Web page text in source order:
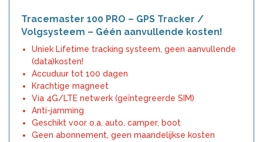
Tracemaster 100 PRO – GPS Tracker /
Volgsysteem – Géén aanvullende kosten!
Uniek Lifetime tracking systeem, geen aanvullende
(data)kosten!
Accuduur tot 100 dagen
Krachtige magneet
Via 4G/LTE netwerk (geïntegreerde SIM)
Anti-jamming
Geschikt voor o.a. auto, camper, boot
Geen abonnement, geen maandelijkse kosten